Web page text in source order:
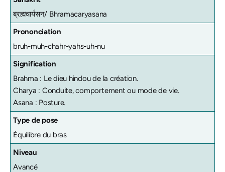
ब्रह्मचार्यसन/ Bhramacaryasana
Prononciation
bruh-muh-chahr-yahs-uh-nu
Signification
Brahma : Le dieu hindou de la création.
Charya : Conduite, comportement ou mode de vie.
Asana : Posture.
Type de pose
Équilibre du bras
Niveau
Avancé